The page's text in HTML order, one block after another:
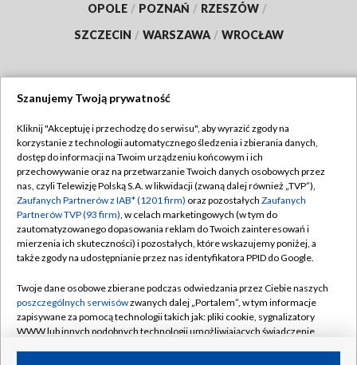
OPOLE / POZNAŃ / RZESZÓW /
SZCZECIN / WARSZAWA / WROCŁAW
TVP
Abonament TVP
Emisja w TVP
Centrum informacji TVP
Naziemna Telewizja Cyfrowa
Rada Programowa
System NOS
Informacje o nadawcy
Regulamin TVP
Polityka prywatności
Moje zgody
Pomoc
Kontakt
Kanały
Szanujemy Twoją prywatność
Kliknij "Akceptuję i przechodzę do serwisu", aby wyrazić zgody na
korzystanie z technologii automatycznego śledzenia i zbierania danych,
dostęp do informacji na Twoim urządzeniu końcowym i ich
przechowywanie oraz na przetwarzanie Twoich danych osobowych przez
nas, czyli Telewizję Polską S.A. w likwidacji (zwaną dalej również „TVP”),
Zaufanych Partnerów z IAB* (1201 firm) oraz pozostałych Zaufanych
Partnerów TVP (93 firm), w celach marketingowych (w tym do
zautomatyzowanego dopasowania reklam do Twoich zainteresowań i
mierzenia ich skuteczności) i pozostałych, które wskazujemy poniżej, a
także zgody na udostępnianie przez nas identyfikatora PPID do Google.
Twoje dane osobowe zbierane podczas odwiedzania przez Ciebie naszych
poszczególnych serwisówzwanych dalej „Portalem”, w tym informacje
zapisywane za pomocą technologii takich jak: pliki cookie, sygnalizatory
WWW lub innych podobnych technologii umożliwiających świadczenie